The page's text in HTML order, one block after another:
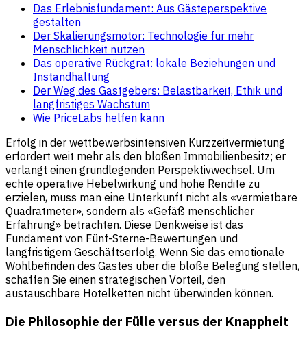
Das Erlebnisfundament: Aus Gästeperspektive
gestalten
Der Skalierungsmotor: Technologie für mehr
Menschlichkeit nutzen
Das operative Rückgrat: lokale Beziehungen und
Instandhaltung
Der Weg des Gastgebers: Belastbarkeit, Ethik und
langfristiges Wachstum
Wie PriceLabs helfen kann
Erfolg in der wettbewerbsintensiven Kurzzeitvermietung
erfordert weit mehr als den bloßen Immobilienbesitz; er
verlangt einen grundlegenden Perspektivwechsel. Um
echte operative Hebelwirkung und hohe Rendite zu
erzielen, muss man eine Unterkunft nicht als «vermietbare
Quadratmeter», sondern als «Gefäß menschlicher
Erfahrung» betrachten. Diese Denkweise ist das
Fundament von Fünf-Sterne-Bewertungen und
langfristigem Geschäftserfolg. Wenn Sie das emotionale
Wohlbefinden des Gastes über die bloße Belegung stellen,
schaffen Sie einen strategischen Vorteil, den
austauschbare Hotelketten nicht überwinden können.
Die Philosophie der Fülle versus der Knappheit